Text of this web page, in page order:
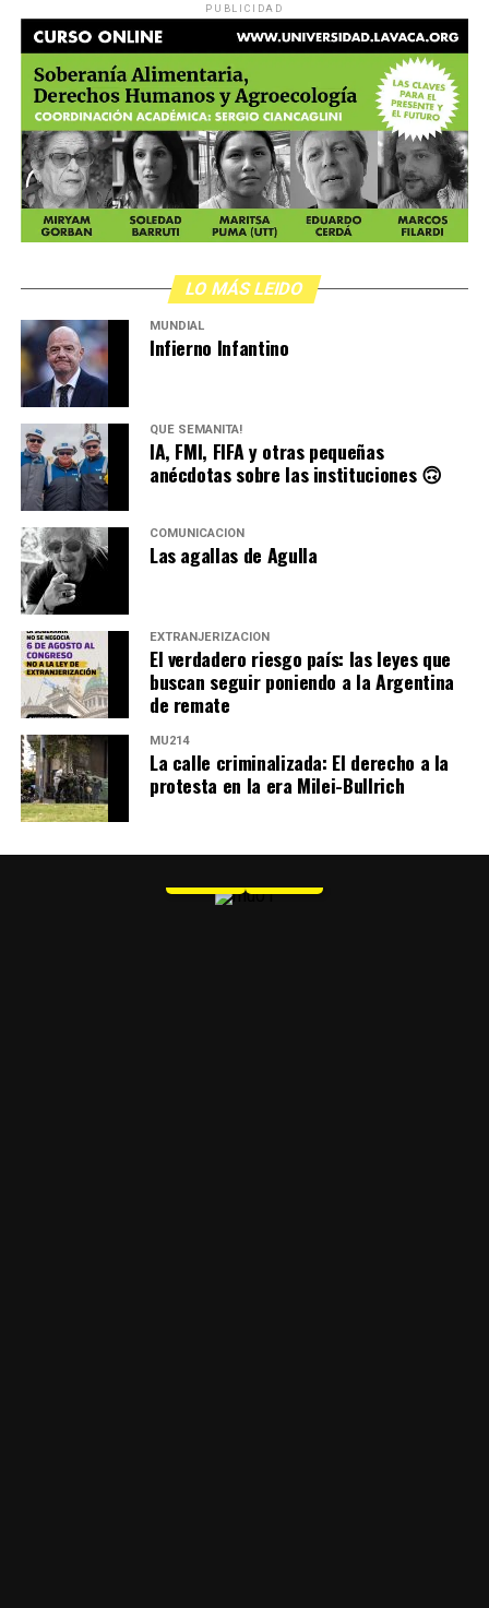
PUBLICIDAD
LO MÁS LEIDO
MUNDIAL
Infierno Infantino
QUÉ SEMANITA!
IA, FMI, FIFA y otras pequeñas
anécdotas sobre las instituciones 🙃
COMUNICACIÓN
Las agallas de Agulla
EXTRANJERIZACIÓN
El verdadero riesgo país: las leyes que
buscan seguir poniendo a la Argentina
de remate
MU214
La calle criminalizada: El derecho a la
protesta en la era Milei-Bullrich